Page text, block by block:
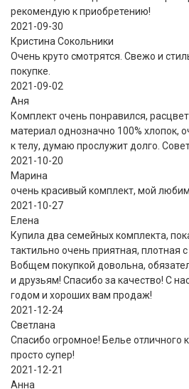
рекомендую к приобретению!
2021-09-30
Кристина Сокольники
Очень круто смотрятся. Свежо и
покупке.
2021-09-02
Аня
Комплект очень понравился,
материал однозначно 100% хлопок,
к телу, думаю прослужит долго.
2021-10-20
Марина
очень красивый комплект, мой
2021-10-27
Елена
Купила два семейных комплекта,
тактильно очень приятная, плотная
Вобщем покупкой довольна,
и друзьям! Спасибо за качество! С
годом и хороших вам продаж!
2021-12-24
Светлана
Спасибо огромное! Белье отличного
просто супер!
2021-12-21
Анна